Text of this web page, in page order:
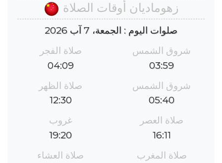
زهوماديان أوقات الصلاة
صلوات اليوم : الجمعة، 7 آب 2026
شروق الشمس
03:59
صلاة الفجر
04:09
شروق الشمس
05:40
صلاة الظهر
12:30
صلاة العصر
16:11
غروب
19:20
صلاة المغرب
صلاة العشاء